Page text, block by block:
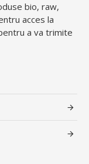
bio, raw,
acces la
a va trimite